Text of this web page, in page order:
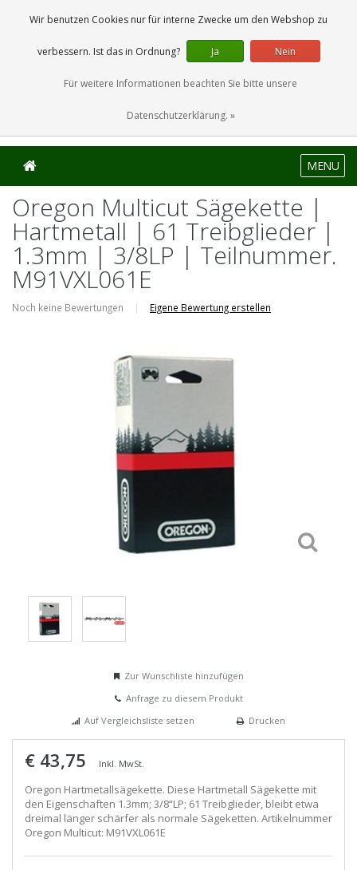
0 Artikel
MENU
Oregon Multicut Sägekette |
Hartmetall | 61 Treibglieder |
1.3mm | 3/8LP | Teilnummer.
M91VXL061E
Noch keine Bewertungen | Eigene Bewertung erstellen
Zur Wunschliste hinzufügen
Anfrage zu diesem Produkt
Auf Vergleichsliste setzen
Drucken
€ 43,75 Inkl. MwSt.
Oregon Hartmetallsägekette. Diese Hartmetall Sägekette mit
den Eigenschaften 1.3mm; 3/8“LP; 61 Treibglieder, bleibt etwa
dreimal länger schärfer als normale Sägeketten. Artikelnummer
Oregon Multicut: M91VXL061E
Wir benutzen Cookies nur für interne Zwecke um den Webshop zu
verbessern. Ist das in Ordnung? Ja Nein
Für weitere Informationen beachten Sie bitte unsere
Datenschutzerklärung. »